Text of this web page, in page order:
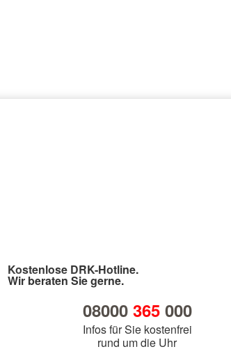
Kostenlose DRK-Hotline.
Wir beraten Sie gerne.
08000 365000
Infos für Sie kostenfrei
rund um die Uhr